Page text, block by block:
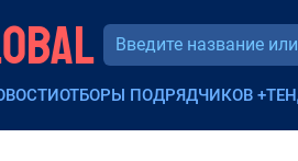
ОТБОРЫ ПОДРЯДЧИКОВ +